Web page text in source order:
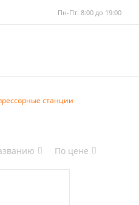
Пн-Пт: 8:00 до 19:00
станции
По цене